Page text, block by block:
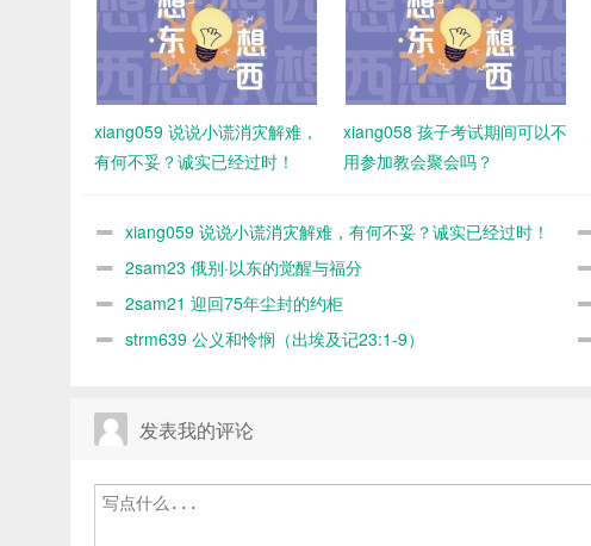
xiang059 说说小谎消灾解难，
有何不妥？诚实已经过时！
xiang058 孩子考试期间可以不
用参加教会聚会吗？
xiang059 说说小谎消灾解难，有何不妥？诚实已经过时！
2sam23 俄别·以东的觉醒与福分
2sam21 迎回75年尘封的约柜
strm639 公义和怜悯（出埃及记23:1-9）
发表我的评论